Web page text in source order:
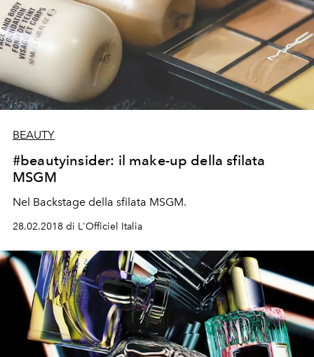
BEAUTY
#beautyinsider: il make-up della sfilata
MSGM
Nel Backstage della sfilata MSGM.
28.02.2018 di L'Officiel Italia